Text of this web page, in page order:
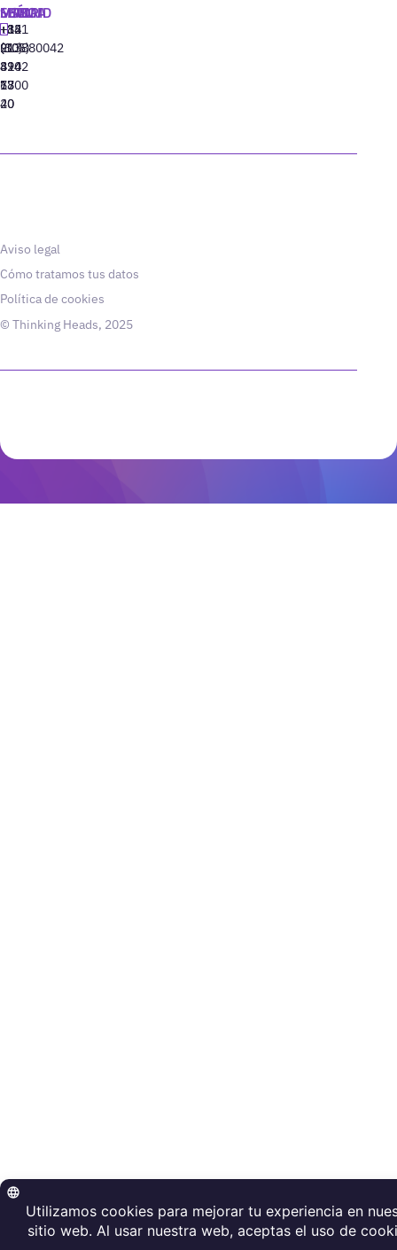
MADRID
+34
91
310
77
40
MIAMI
+1
(305)
424
13
20
SEÚL
+82
(10)
8942
6800
LISBOA
‪+351
213880042
Aviso legal
Cómo tratamos tus datos
Política de cookies
© Thinking Heads, 2025